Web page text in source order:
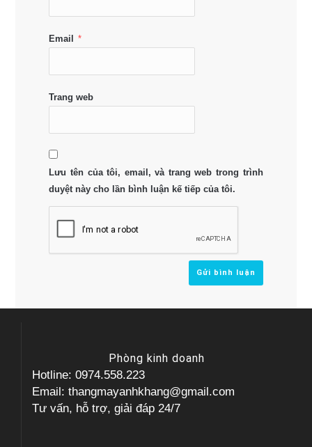
Email *
Trang web
Lưu tên của tôi, email, và trang web trong trình
duyệt này cho lần bình luận kế tiếp của tôi.
Phòng kinh doanh
Hotline: 0974.558.223
Email: thangmayanhkhang@gmail.com
Tư vấn, hỗ trợ, giải đáp 24/7